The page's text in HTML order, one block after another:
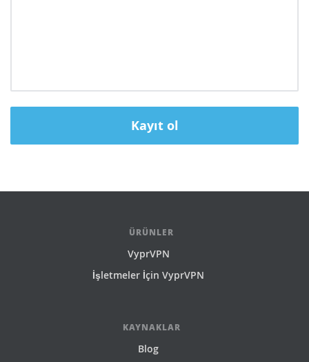
ÜRÜNLER
VyprVPN
İşletmeler İçin VyprVPN
KAYNAKLAR
Blog